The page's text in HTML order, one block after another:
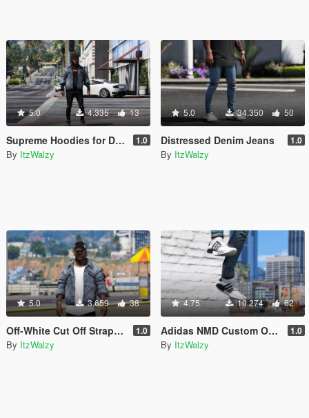
5.0 4.335 13
Supreme Hoodies for Denim Jacket 1.0
By ItzWalzy
5.0 34.350 50
Distressed Denim Jeans 1.0
By ItzWalzy
5.0 3.659 38
Off-White Cut Off Strapback 1.0
By ItzWalzy
4.75 10.274 62
Adidas NMD Custom Off-White Colorway 1.0
By ItzWalzy